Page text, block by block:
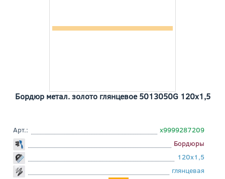
Бордюр метал. золото глянцевое 5013050G 120x1,5
Арт.:
х9999287209
Бордюры
120x1,5
глянцевая